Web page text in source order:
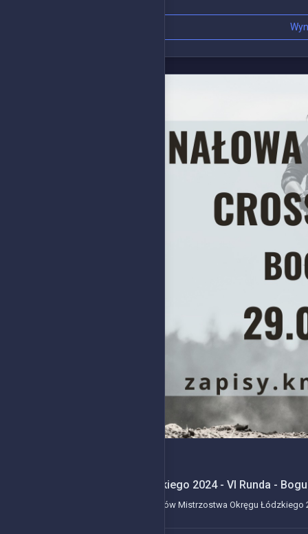
Mistrzostwa Okręgu Łódzkiego 2024 - VI Runda -
Kolejne wydarzenie z serii wyścigów Mistrzostwa Okręgu